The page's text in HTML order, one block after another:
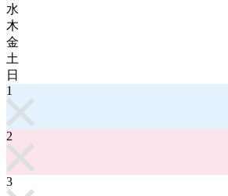
水
木
金
土
日
1
2
3